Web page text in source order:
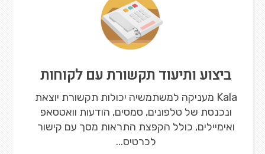
ביצוע ותיעוד תקשורת עם לקוחות
Kala מעניקה למשתמשיה יכולות תקשורת יוצאת
ונכנסת של טלפונים, סמסים, הודעות וואטסאפ
ואימיילים, כולל הקפצת התראות מסך עם קישור
לכרטיס...